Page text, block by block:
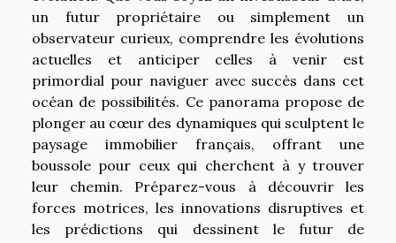
un futur propriétaire ou simplement un
observateur curieux, comprendre les évolutions
actuelles et anticiper celles à venir est
primordial pour naviguer avec succès dans cet
océan de possibilités. Ce panorama propose de
plonger au cœur des dynamiques qui sculptent le
paysage immobilier français, offrant une
boussole pour ceux qui cherchent à y trouver
leur chemin. Préparez-vous à découvrir les
forces motrices, les innovations disruptives et
les prédictions qui dessinent le futur de